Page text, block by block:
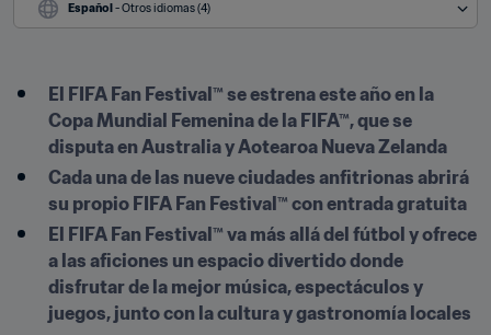
Español - Otros idiomas (4)
El FIFA Fan Festival™ se estrena este año en la
Copa Mundial Femenina de la FIFA™, que se
disputa en Australia y Aotearoa Nueva Zelanda
Cada una de las nueve ciudades anfitrionas abrirá
su propio FIFA Fan Festival™ con entrada gratuita
El FIFA Fan Festival™ va más allá del fútbol y ofrece
a las aficiones un espacio divertido donde
disfrutar de la mejor música, espectáculos y
juegos, junto con la cultura y gastronomía locales